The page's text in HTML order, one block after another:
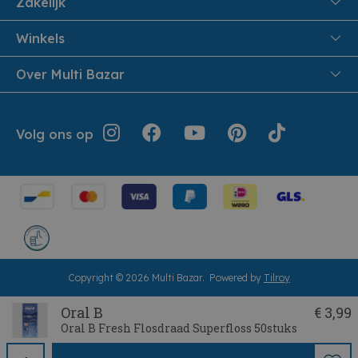
Oral B
Oral B Fresh Flosdraad Superfloss 50stuks
€ 3,99
Veiligheid en Privacy
Leveren aan huis
Jouw bestelling
Klantendienst
Herroepingsrecht
Samenwoonactie
B2B
Winkels
Pittem
Izegem
Over Multi Bazar
Verhuurdienst
Over Multi Bazar
Inspiratie
Volg ons op
Copyright © 2026 Multi Bazar. Powered by Tilroy